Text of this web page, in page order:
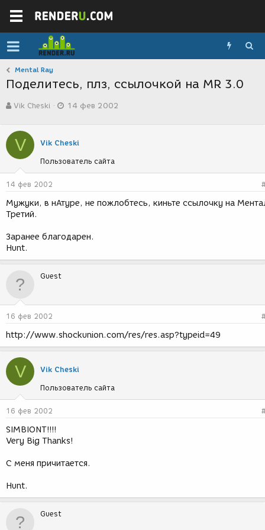
Mental Ray
Поделитесь, плз, ссылочкой на MR 3.0
в
о
р
е
м
ы
Vik Cheski
а
с
з
д
и
14 фев 2002
V Vik Cheski
Пользователь сайта
14 фев 2002
Мужуки, в нАтуре, не пожлобтесь, киньте ссылочку на
Третий.
Заранее благодарен.
Hunt.
Guest
16 фев 2002
http://www.shockunion.com/res/res.asp?typeid=49
V Vik Cheski
Пользователь сайта
16 фев 2002
SIMBIONT!!!!
Very Big Thanks!
С меня причитается.
Hunt.
Guest